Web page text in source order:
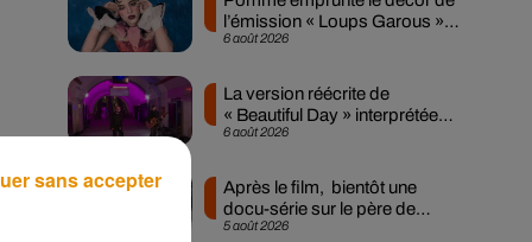
6 août 2026
l’émission « Loups Garous »
pour son...
6 août 2026
La version réécrite de
« Beautiful Day » interprétée
lors des...
5 août 2026
Après le film, bientôt une
docu-série sur le père de
Michael Jackson
sans accepter